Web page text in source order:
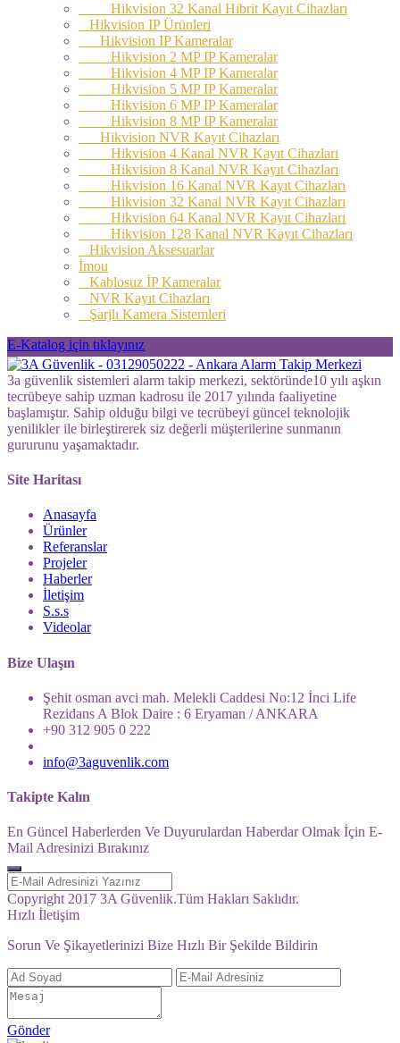
Hikvision 32 Kanal Hibrit Kayıt Cihazları
Hikvision IP Ürünleri
Hikvision IP Kameralar
Hikvision 2 MP IP Kameralar
Hikvision 4 MP IP Kameralar
Hikvision 5 MP IP Kameralar
Hikvision 6 MP IP Kameralar
Hikvision 8 MP IP Kameralar
Hikvision NVR Kayıt Cihazları
Hikvision 4 Kanal NVR Kayıt Cihazları
Hikvision 8 Kanal NVR Kayıt Cihazları
Hikvision 16 Kanal NVR Kayıt Cihazları
Hikvision 32 Kanal NVR Kayıt Cihazları
Hikvision 64 Kanal NVR Kayıt Cihazları
Hikvision 128 Kanal NVR Kayıt Cihazları
Hikvision Aksesuarlar
İmou
Kablosuz İP Kameralar
NVR Kayıt Cihazları
Şarjlı Kamera Sistemleri
E-Katalog için tıklayınız
3a güvenlik sistemleri alarm takip merkezi, sektöründe10 yılı aşkın
tecrübeye sahip uzman kadrosu ile 2017 yılında faaliyetine
başlamıştır. Sahip olduğu bilgi ve tecrübeyi güncel teknolojik
yenilikler ile birleştirerek siz değerli müşterilerine sunmanın
gururunu yaşamaktadır.
Site Haritası
Anasayfa
Ürünler
Referanslar
Projeler
Haberler
İletişim
S.s.s
Videolar
Bize Ulaşın
Şehit osman avci mah. Melekli Caddesi No:12 İnci Life
Rezidans A Blok Daire : 6 Eryaman / ANKARA
+90 312 905 0 222
info@3aguvenlik.com
Takipte Kalın
En Güncel Haberlerden Ve Duyurulardan Haberdar Olmak İçin E-
Mail Adresinizi Bırakınız
Copyright 2017 3A Güvenlik.Tüm Hakları Saklıdır.
Hızlı İletişim
Sorun Ve Şikayetlerinizi Bize Hızlı Bir Şekilde Bildirin
Gönder